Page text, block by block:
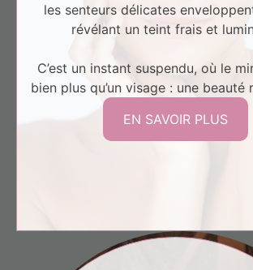
les senteurs délicates
révélant un teint frais et
C’est un instant suspendu, où le
bien plus qu’un visage : une beauté
EN SAVOIR PLUS